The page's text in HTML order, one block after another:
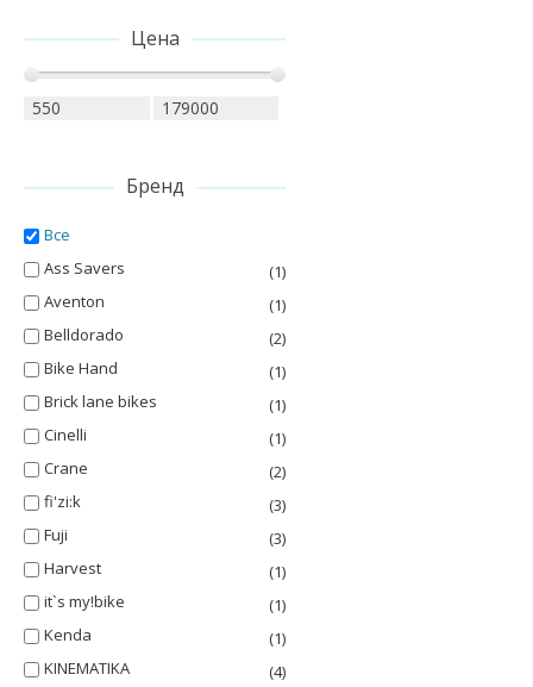
Цена
Бренд
Все
Ass Savers
(1)
Aventon
(1)
Belldorado
(2)
Bike Hand
(1)
Brick lane bikes
(1)
Cinelli
(1)
Crane
(2)
fi'zi:k
(3)
Fuji
(3)
Harvest
(1)
it`s my!bike
(1)
Kenda
(1)
KINEMATIKA
(4)